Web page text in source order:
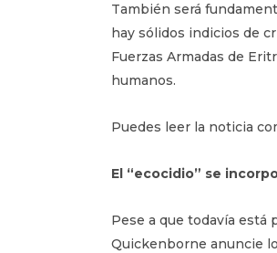
También será
hay sólidos indicios de
Fuerzas Armadas de
humanos.
Puedes leer la noticia
El “ecocidio” se
Pese a que todavía está
Quickenborne anuncie